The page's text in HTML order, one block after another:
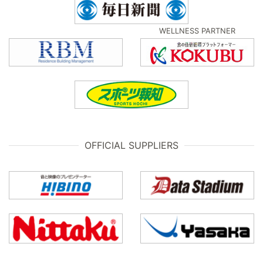
WELLNESS PARTNER
OFFICIAL SUPPLIERS